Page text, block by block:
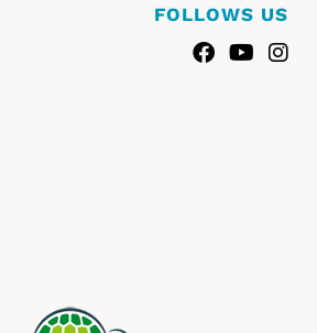
FOLLOWS US